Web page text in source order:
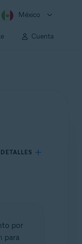
México
Cuenta
por
para